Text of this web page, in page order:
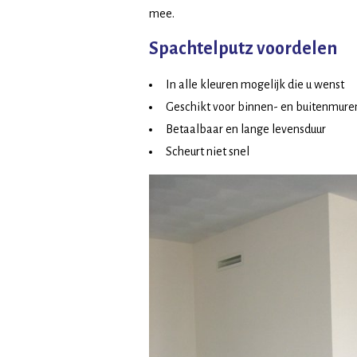
mee.
Spachtelputz voordelen
In alle kleuren mogelijk die u wenst
Geschikt voor binnen- en
Betaalbaar en lange levensduur
Scheurt niet snel